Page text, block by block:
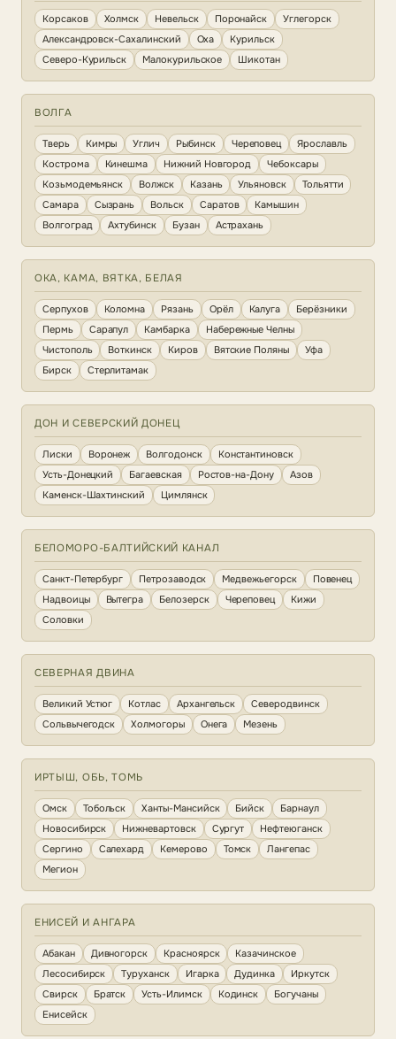
Корсаков Холмск Невельск Поронайск
Углегорск
Александровск-Сахалинский
Оха
Курильск
Северо-Курильск
Малокурильское Шикотан
ВОЛГА
Тверь Кимры Углич Рыбинск Череповец
Ярославль
Кострома
Кинешма Нижний Новгород
Чебоксары
Козьмодемьянск
Волжск Казань Ульяновск
Тольятти
Самара
Сызрань Вольск Саратов
Камышин
Волгоград
Ахтубинск Бузан Астрахань
ОКА, КАМА, ВЯТКА, БЕЛАЯ
Серпухов Коломна Рязань Орёл Калуга
Берёзники
Пермь
Сарапул Камбарка
Набережные Челны
Чистополь
Воткинск Киров Вятские Поляны
Уфа
Бирск
Стерлитамак
ДОН И СЕВЕРСКИЙ ДОНЕЦ
Лиски Воронеж Волгодонск
Константиновск
Усть-Донецкий
Багаевская Ростов-на-Дону
Азов
Каменск-Шахтинский
Цимлянск
БЕЛОМОРО-БАЛТИЙСКИЙ КАНАЛ
Санкт-Петербург Петрозаводск Медвежьегорск
Повенец
Надвоицы
Вытегра Белозерск Череповец
Кижи
Соловки
СЕВЕРНАЯ ДВИНА
Великий Устюг Котлас Архангельск
Северодвинск
Сольвычегодск
Холмогоры Онега Мезень
ИРТЫШ, ОБЬ, ТОМЬ
Омск Тобольск Ханты-Мансийск Бийск
Барнаул
Новосибирск
Нижневартовск Сургут
Нефтеюганск
Сергино
Салехард Кемерово Томск
Лангепас
Мегион
ЕНИСЕЙ И АНГАРА
Абакан Дивногорск Красноярск
Казачинское
Лесосибирск
Туруханск Игарка Дудинка
Иркутск
Свирск
Братск Усть-Илимск Кодинск
Богучаны
Енисейск